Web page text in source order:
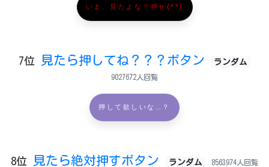
いま、見たよな？押せ(^^)
7位 見たら押してね？？？ボタン ランダム
9027672人回覧
押して欲しいな…？
8位 見たら絶対押すボタン ランダム 8563974人回覧